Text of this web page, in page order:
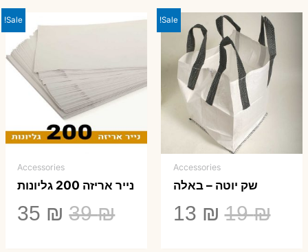
Sale!
Accessories
שק יוטה – באלה
19₪
המחיר
13 ₪
Sale!
Accessories
נייר אריזה 200 גליונות
39₪
המחיר
35 ₪